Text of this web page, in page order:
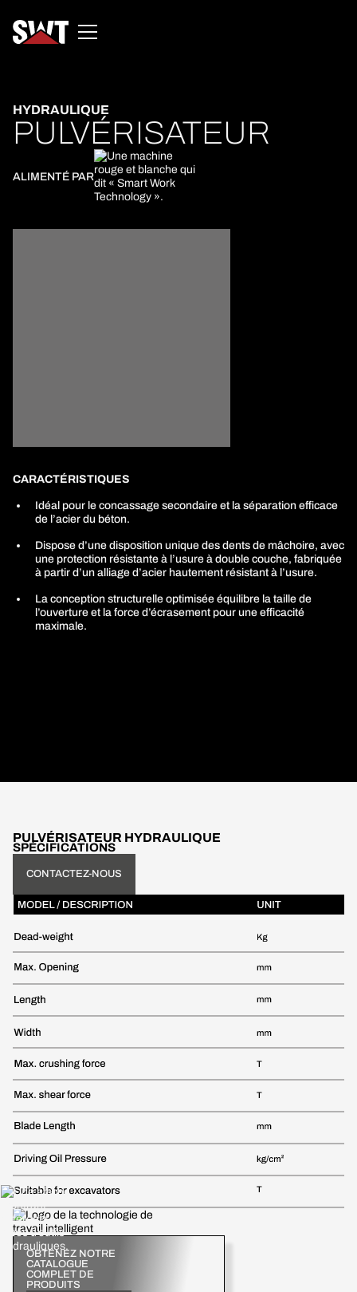
HYDRAULIQUE
PULVÉRISATEUR
ALIMENTÉ PAR
CARACTÉRISTIQUES
Idéal pour le concassage secondaire et la séparation efficace
de l’acier du béton.
Dispose d’une disposition unique des dents de mâchoire, avec
une protection résistante à l’usure à double couche, fabriquée
à partir d’un alliage d’acier hautement résistant à l’usure.
La conception structurelle optimisée équilibre la taille de
l’ouverture et la force d’écrasement pour une efficacité
maximale.
PULVÉRISATEUR HYDRAULIQUE
SPÉCIFICATIONS
CONTACTEZ-NOUS
OBTENEZ NOTRE
CATALOGUE
COMPLET DE
PRODUITS